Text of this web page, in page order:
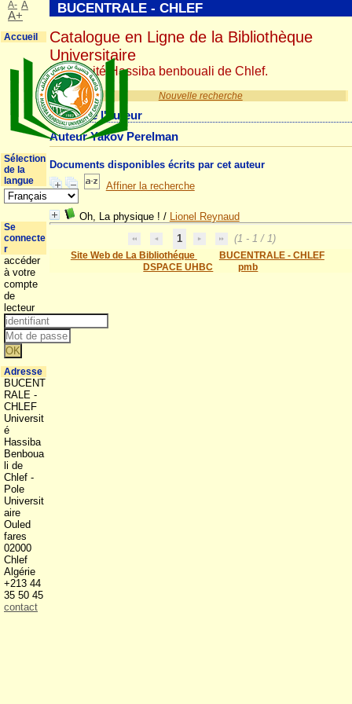
Nouvelle recherche
Détail de l'auteur
Auteur Yakov Perelman
Documents disponibles écrits par cet auteur
Affiner la recherche
Oh, La physique ! / Lionel Reynaud
1
(1 - 1 / 1)
Site Web de La Bibliothéque
BUCENTRALE - CHLEF
DSPACE UHBC
pmb
BUCENTRALE - CHLEF
Catalogue en Ligne de la Bibliothèque
Universitaire
Université Hassiba benbouali de Chlef.
A- A
A+
Accueil
Sélection
de la
langue
Se
connecte
r
accéder
à votre
compte
de
lecteur
Adresse
BUCENT
RALE -
CHLEF
Universit
é
Hassiba
Benboua
li de
Chlef -
Pole
Universit
aire
Ouled
fares
02000
Chlef
Algérie
+213 44
35 50 45
contact